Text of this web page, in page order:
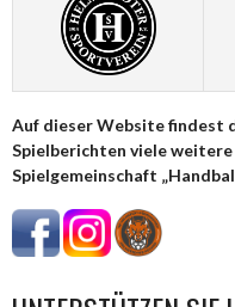
Auf dieser Website findest
Spielberichten viele
Spielgemeinschaft